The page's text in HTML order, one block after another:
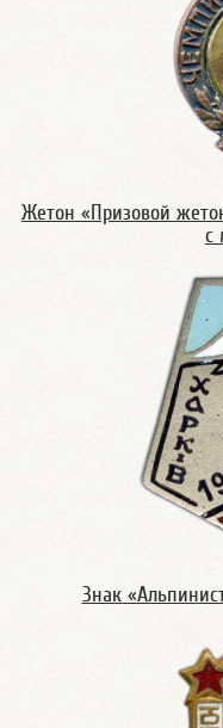
Жетон «Призовой
с
Знак